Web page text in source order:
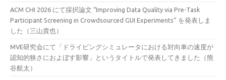
ACM CHI 2026 にて採択論文 “Improving Data Quality via Pre-Task
Participant Screening in Crowdsourced GUI Experiments” を発表しま
した（三山貴也）
MVE研究会にて「ドライビングシミュレータにおける対向車の速度が
認知的狭さにおよぼす影響」というタイトルで発表してきました（熊
谷航太）